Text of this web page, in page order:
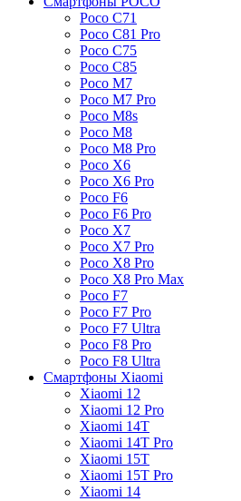
Poco C71
Poco C81 Pro
Poco C75
Poco C85
Poco M7
Poco M7 Pro
Poco M8s
Poco M8
Poco M8 Pro
Poco X6
Poco X6 Pro
Poco F6
Poco F6 Pro
Poco X7
Poco X7 Pro
Poco X8 Pro
Poco X8 Pro Max
Poco F7
Poco F7 Pro
Poco F7 Ultra
Poco F8 Pro
Poco F8 Ultra
Смартфоны Xiaomi
Xiaomi 12
Xiaomi 12 Pro
Xiaomi 14T
Xiaomi 14T Pro
Xiaomi 15T
Xiaomi 15T Pro
Xiaomi 14